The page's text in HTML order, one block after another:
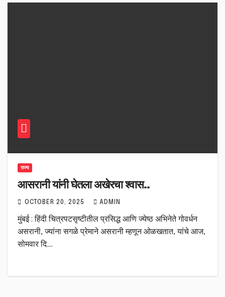
राज्य
आसरानी यांनी घेतला अखेरचा श्वास..
OCTOBER 20, 2025 ADMIN
मुंबई : हिंदी चित्रपटसृष्टीतील प्रसिद्ध आणि ज्येष्ठ अभिनेते गोवर्धन
असरानी, ज्यांना सगळे प्रेमाने असरानी म्हणून ओळखतात, यांचे आज,
सोमवार दि.…